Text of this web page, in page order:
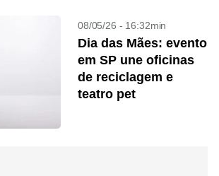
08/05/26 - 16:32min
Dia das Mães: evento
em SP une oficinas
de reciclagem e
teatro pet